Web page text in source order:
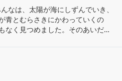
なは、太陽が海にしずんでいき、
青とむらさきにかわっていくの
なく見つめました。そのあいだに